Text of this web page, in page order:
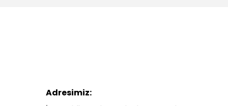
Adresimiz: